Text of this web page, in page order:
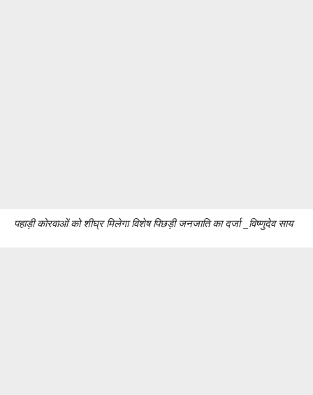
पहाड़ी कोरवाओं को शीघ्र मिलेगा विशेष पिछड़ी जनजाति का दर्जा _विष्णुदेव साय